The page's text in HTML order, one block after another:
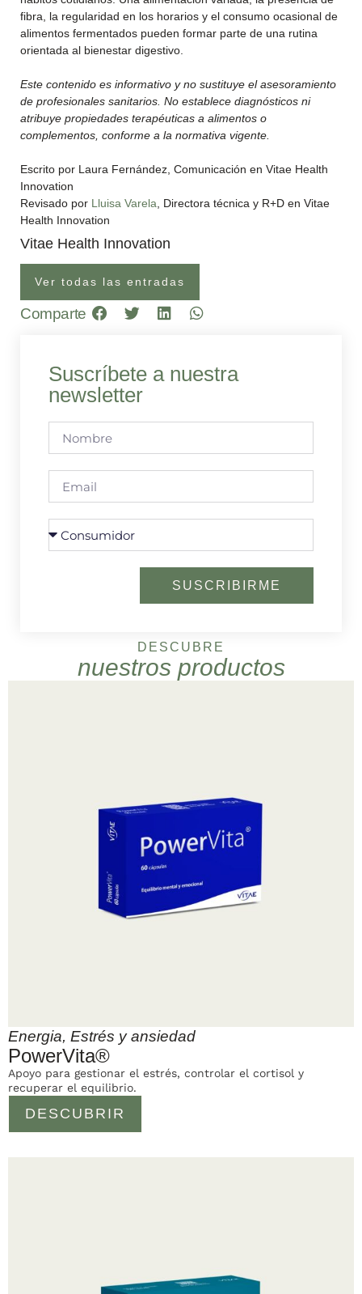
fibra, la regularidad en los horarios y el consumo ocasional de
alimentos fermentados pueden formar parte de una rutina
orientada al bienestar digestivo.
Este contenido es informativo y no sustituye el asesoramiento
de profesionales sanitarios. No establece diagnósticos ni
atribuye propiedades terapéuticas a alimentos o
complementos, conforme a la normativa vigente.
Escrito por Laura Fernández, Comunicación en Vitae Health
Innovation
Revisado por Lluisa Varela , Directora técnica y R+D en Vitae
Health Innovation
Vitae Health Innovation
Ver todas las entradas
Comparte
Suscríbete a nuestra
newsletter
SUSCRIBIRME
DESCUBRE
nuestros productos
Energia, Estrés y ansiedad
PowerVita®
DESCUBRIR
Apoyo para gestionar el estrés, controlar el cortisol y
recuperar el equilibrio.